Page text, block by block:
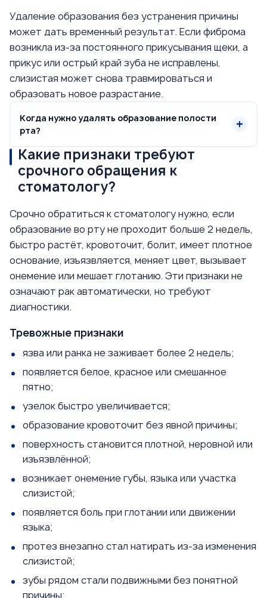
Удаление образования без устранения причины
может дать временный результат. Если фиброма
возникла из-за постоянного прикусывания щеки, а
прикус или острый край зуба не исправлены,
слизистая может снова травмироваться и
образовать новое разрастание.
Когда нужно удалять образование полости
рта?
Какие признаки требуют
срочного обращения к
стоматологу?
Срочно обратиться к стоматологу нужно, если
образование во рту не проходит больше 2 недель,
быстро растёт, кровоточит, болит, имеет плотное
основание, изъязвляется, меняет цвет, вызывает
онемение или мешает глотанию. Эти признаки не
означают рак автоматически, но требуют
диагностики.
Тревожные признаки
язва или ранка не заживает более 2 недель;
появляется белое, красное или смешанное
пятно;
узелок быстро увеличивается;
образование кровоточит без явной причины;
поверхность становится плотной, неровной или
изъязвлённой;
возникает онемение губы, языка или участка
слизистой;
появляется боль при глотании или движении
языка;
протез внезапно стал натирать из-за изменения
слизистой;
зубы рядом стали подвижными без понятной
причины;